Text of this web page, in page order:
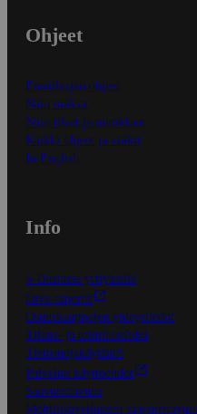
Ohjeet
Ensitilaajan ohjeet
Näin maksat
Näin tilaat ja muokkaat
Kaikki ohjeet ja vinkit
In English
Info
S-Business yrityksille
Oiva-raportit
Osuuskauppojen yhteystiedot
Tilaus- ja toimitusehdot
Tietosuojakäytäntö
Palvelun käyttöehdot
Saavutettavuus
Mobiilisovelluksen